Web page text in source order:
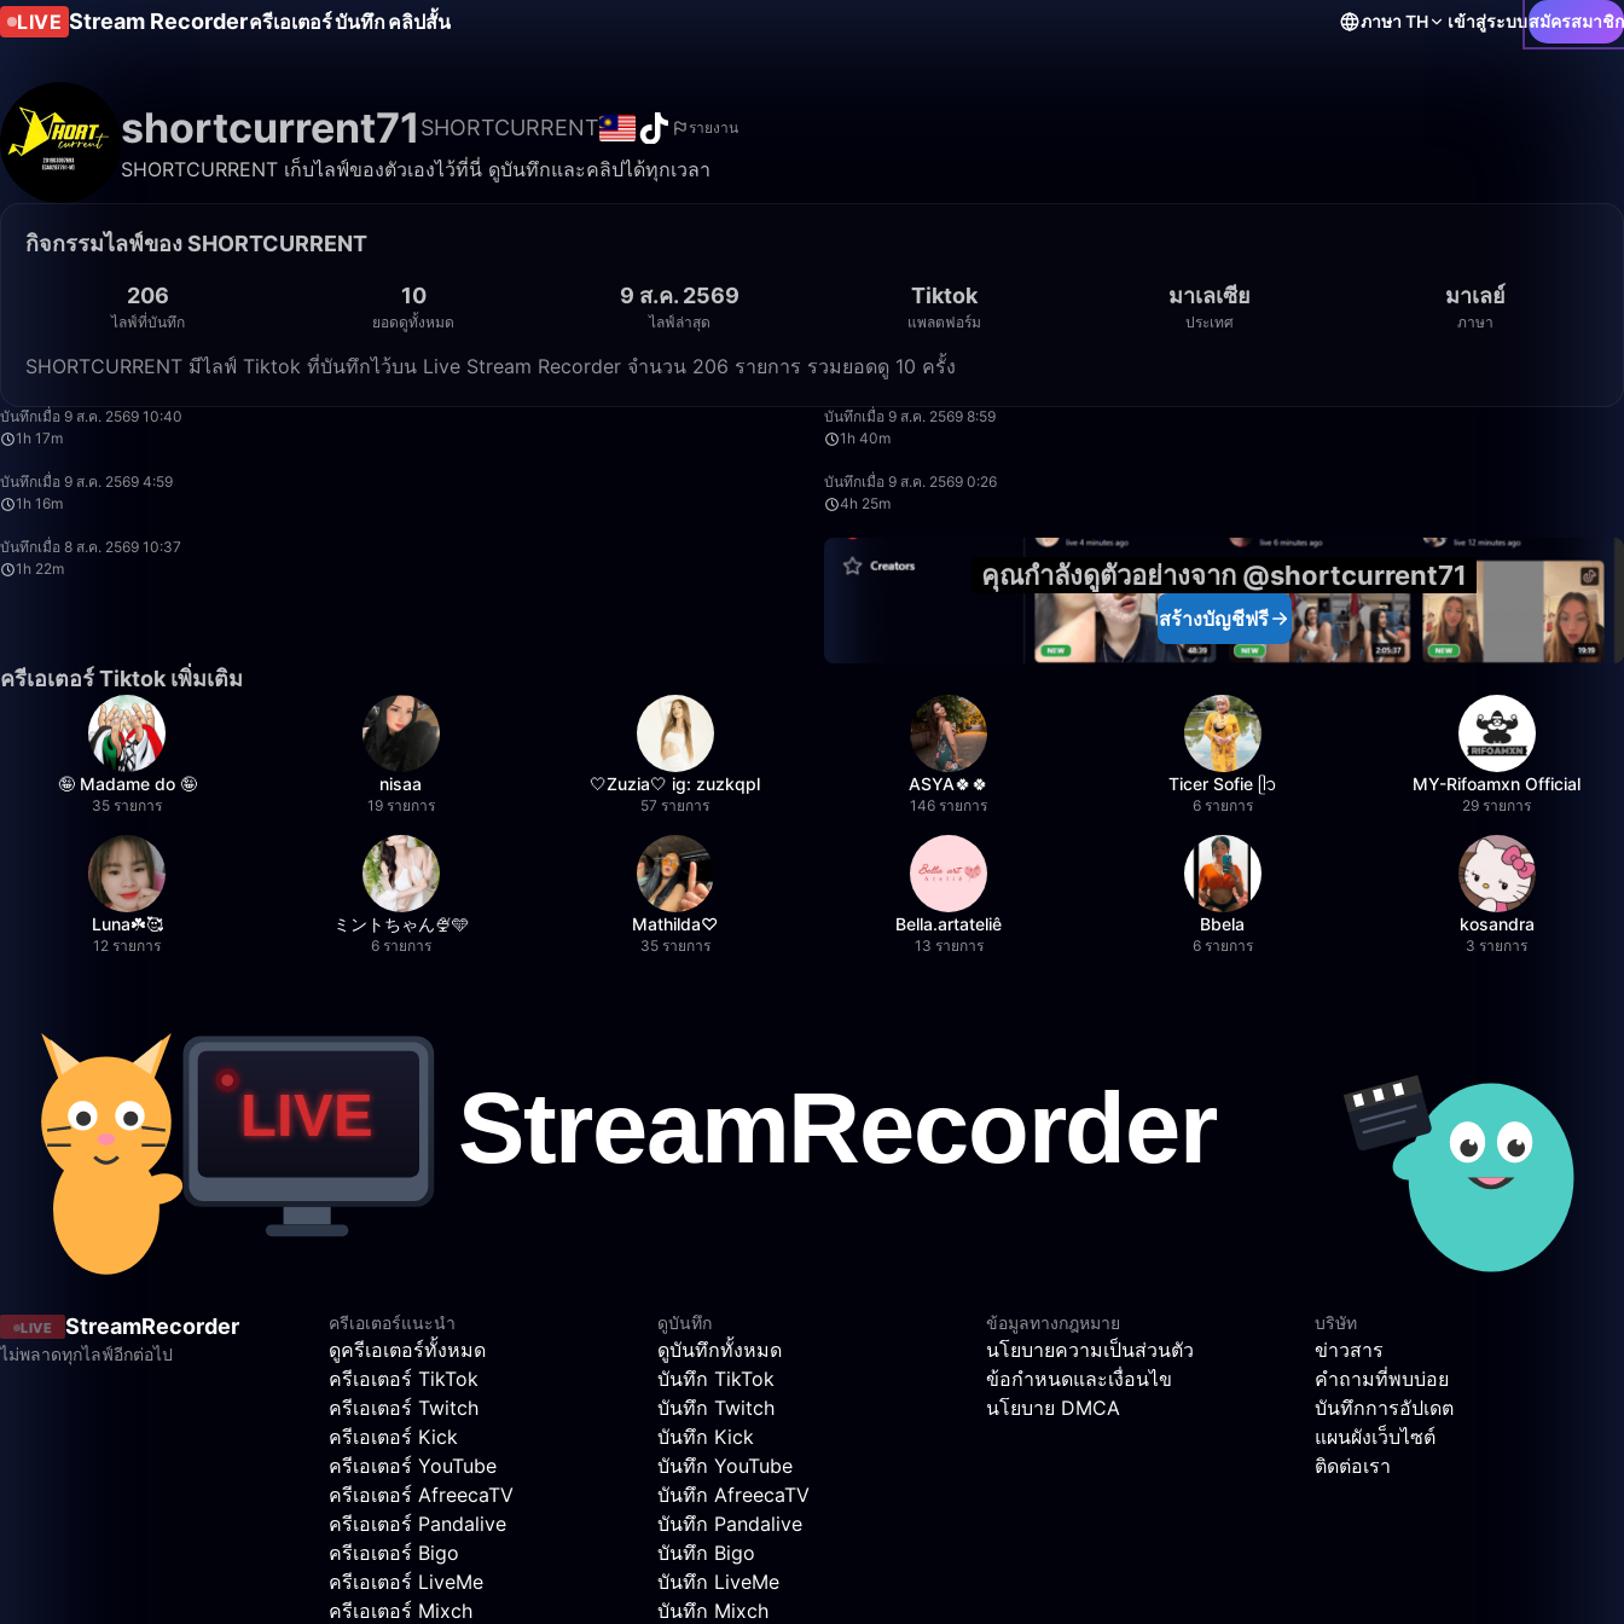
LIVE Stream Recorderครีเอเตอร์บันทึกคลิปสั้น ภาษา TH เข้าสู่ระบบสมัครสมาชิก
shortcurrent71 SHORTCURRENT รายงาน
SHORTCURRENT เก็บไลฟ์ของตัวเองไว้ที่นี่ ดูบันทึกและคลิปได้ทุกเวลา
กิจกรรมไลฟ์ของ SHORTCURRENT
206
ไลฟ์ที่บันทึก
10
ยอดดูทั้งหมด
9 ส.ค. 2569
ไลฟ์ล่าสุด
Tiktok
แพลตฟอร์ม
มาเลเซีย
ประเทศ
มาเลย์
ภาษา
SHORTCURRENT มีไลฟ์ Tiktok ที่บันทึกไว้บน Live Stream Recorder จำนวน 206 รายการ รวมยอดดู 10 ครั้ง
บันทึกเมื่อ 9 ส.ค. 2569 10:40
1h 17m
บันทึกเมื่อ 9 ส.ค. 2569 8:59
1h 40m
บันทึกเมื่อ 9 ส.ค. 2569 4:59
1h 16m
บันทึกเมื่อ 9 ส.ค. 2569 0:26
4h 25m
บันทึกเมื่อ 8 ส.ค. 2569 10:37
1h 22m
คุณกำลังดูตัวอย่างจาก @shortcurrent71
สร้างบัญชีฟรี
ครีเอเตอร์ Tiktok เพิ่มเติม
🤪 Madame do 🤪
35 รายการ
nisaa
19 รายการ
🤍Zuzia🤍 ig: zuzkqpl
57 รายการ
ASYA🍀🍀
146 รายการ
Ticer Sofie ᥫ᭡
6 รายการ
MY-Rifoamxn Official
29 รายการ
Luna☘️🥰
12 รายการ
ミントちゃん🍨🩵
6 รายการ
Mathilda♡︎
35 รายการ
Bella.artateliê
13 รายการ
Bbela
6 รายการ
kosandra
3 รายการ
LIVE StreamRecorder
ไม่พลาดทุกไลฟ์อีกต่อไป
ครีเอเตอร์แนะนำ
ดูครีเอเตอร์ทั้งหมด
ครีเอเตอร์ TikTok
ครีเอเตอร์ Twitch
ครีเอเตอร์ Kick
ครีเอเตอร์ YouTube
ครีเอเตอร์ AfreecaTV
ครีเอเตอร์ Pandalive
ครีเอเตอร์ Bigo
ครีเอเตอร์ LiveMe
ครีเอเตอร์ Mixch
ดูบันทึก
ดูบันทึกทั้งหมด
บันทึก TikTok
บันทึก Twitch
บันทึก Kick
บันทึก YouTube
บันทึก AfreecaTV
บันทึก Pandalive
บันทึก Bigo
บันทึก LiveMe
บันทึก Mixch
ข้อมูลทางกฎหมาย
นโยบายความเป็นส่วนตัว
ข้อกำหนดและเงื่อนไข
นโยบาย DMCA
บริษัท
ข่าวสาร
คำถามที่พบบ่อย
บันทึกการอัปเดต
แผนผังเว็บไซต์
ติดต่อเรา